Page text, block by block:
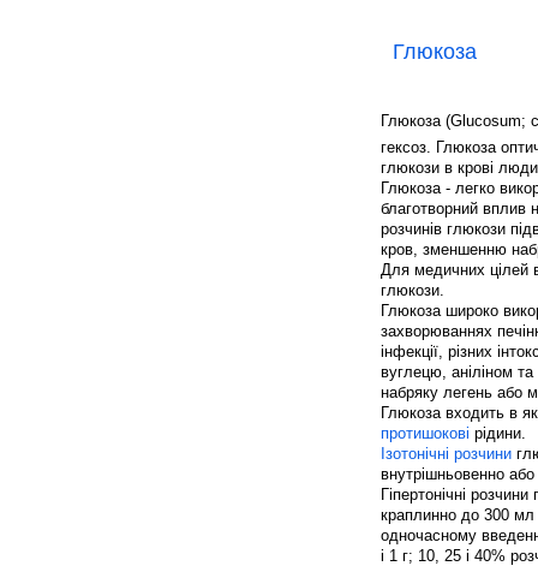
Глюкоза
Глюкоза (Glucosum;
гексоз. Глюкоза
глюкози в крові
Глюкоза - легко
благотворний вплив
розчинів глюкози
кров, зменшенню
Для медичних цілей
глюкози.
Глюкоза широко
захворюваннях
інфекції, різних
вуглецю, аніліном та
набряку легень або
Глюкоза входить в
протишокові рідини.
Ізотонічні розчини
внутрішньовенно
Гіпертонічні
краплинно до 300 мл
одночасному
і 1 г; 10, 25 і 40%